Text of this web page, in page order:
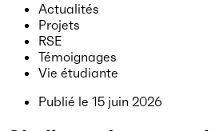
Actualités
Projets
RSE
Témoignages
Vie étudiante
Publié le 15 juin 2026